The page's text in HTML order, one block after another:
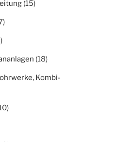
(15)
(18)
Kombi-